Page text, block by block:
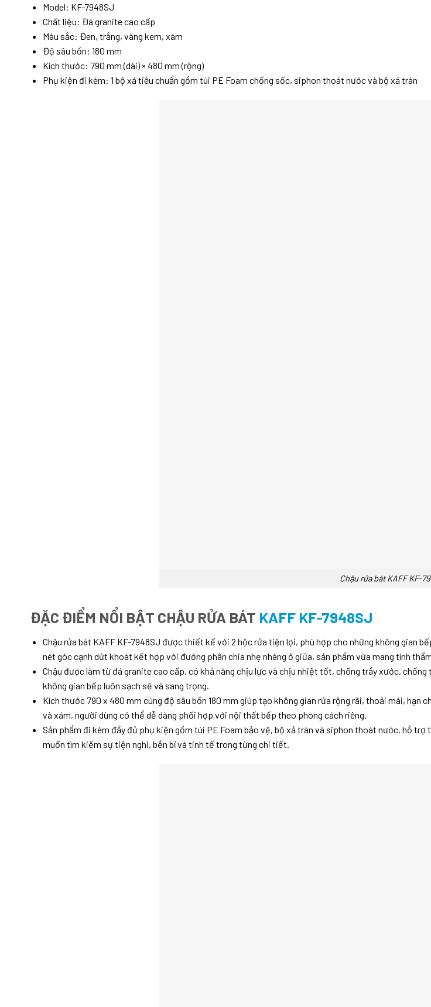
Model: KF-7948SJ
Chất liệu: Đá granite cao cấp
Màu sắc: Đen, trắng, vàng kem, xám
Độ sâu bồn: 180 mm
Kích thước: 790 mm (dài) × 480 mm (rộng)
Phụ kiện đi kèm: 1 bộ xả tiêu chuẩn gồm túi PE Foam chống sốc, siphon thoát nước và bộ xả tràn
Chậu rửa bát KAFF KF-
ĐẶC ĐIỂM NỔI BẬT CHẬU RỬA BÁT KAFF KF-7948SJ
Chậu rửa bát KAFF KF-7948SJ được thiết kế với 2 hộc rửa tiện lợi, phù hợp cho những không gian
nét góc cạnh dứt khoát kết hợp với đường phân chia nhẹ nhàng ở giữa, sản phẩm vừa mang tính
Chậu được làm từ đá granite cao cấp, có khả năng chịu lực và chịu nhiệt tốt, chống trầy xước,
không gian bếp luôn sạch sẽ và sang trọng.
Kích thước 790 x 480 mm cùng độ sâu bồn 180 mm giúp tạo không gian rửa rộng rãi, thoải mái, hạn
và xám, người dùng có thể dễ dàng phối hợp với nội thất bếp theo phong cách riêng.
Sản phẩm đi kèm đầy đủ phụ kiện gồm túi PE Foam bảo vệ, bộ xả tràn và siphon thoát nước, hỗ
muốn tìm kiếm sự tiện nghi, bền bỉ và tinh tế trong từng chi tiết.